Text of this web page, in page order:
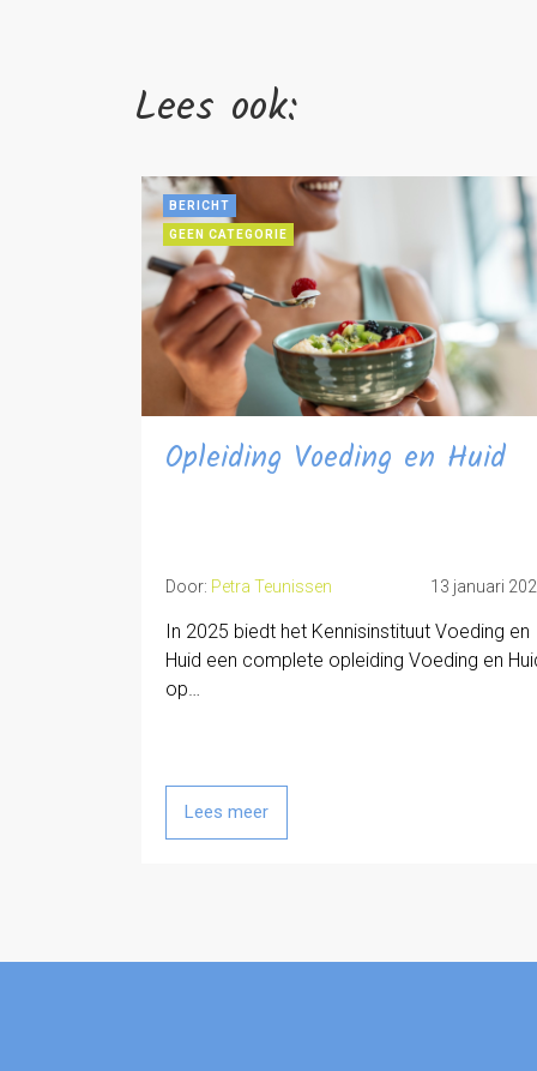
Lees ook:
BERICHT
GEEN CATEGORIE
Opleiding Voeding en Huid
Door: Petra Teunissen 13 januari
In 2025 biedt het Kennisinstituut Voeding en
Huid een complete opleiding Voeding en
op…
Lees meer